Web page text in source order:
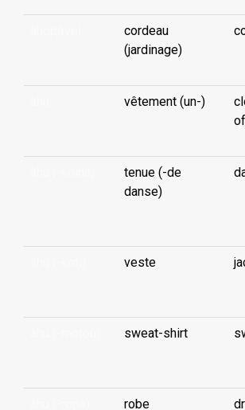
cordeau
(jardinage)
vêtement (un-)
tenue (-de
danse)
veste
sweat-shirt
robe